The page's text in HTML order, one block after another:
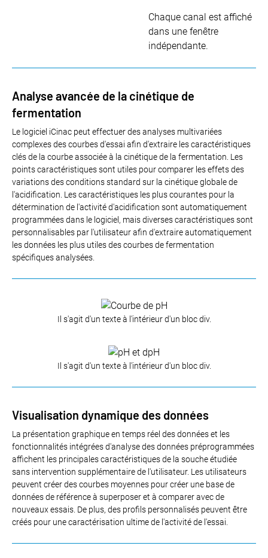
Chaque canal est affiché
dans une fenêtre
indépendante.
Analyse avancée de la cinétique de
fermentation
Le logiciel iCinac peut effectuer des analyses multivariées
complexes des courbes d'essai afin d'extraire les caractéristiques
clés de la courbe associée à la cinétique de la fermentation. Les
points caractéristiques sont utiles pour comparer les effets des
variations des conditions standard sur la cinétique globale de
l'acidification. Les caractéristiques les plus courantes pour la
détermination de l'activité d'acidification sont automatiquement
programmées dans le logiciel, mais diverses caractéristiques sont
personnalisables par l'utilisateur afin d'extraire automatiquement
les données les plus utiles des courbes de fermentation
spécifiques analysées.
Il s'agit d'un texte à l'intérieur d'un bloc div.
Il s'agit d'un texte à l'intérieur d'un bloc div.
Visualisation dynamique des données
La présentation graphique en temps réel des données et les
fonctionnalités intégrées d'analyse des données préprogrammées
affichent les principales caractéristiques de la souche étudiée
sans intervention supplémentaire de l'utilisateur. Les utilisateurs
peuvent créer des courbes moyennes pour créer une base de
données de référence à superposer et à comparer avec de
nouveaux essais. De plus, des profils personnalisés peuvent être
créés pour une caractérisation ultime de l'activité de l'essai.